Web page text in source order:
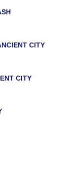
CITY
CITY